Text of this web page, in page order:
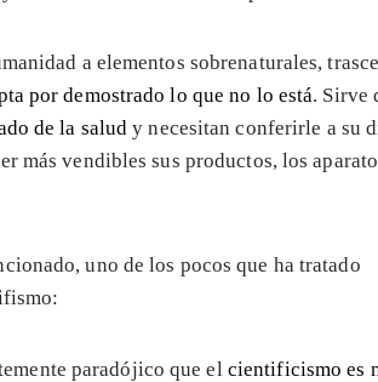
a elementos sobrenaturales,
por demostrado lo que no lo está. Sirve
de la salud y necesitan conferirle a su
más vendibles sus productos, los
uno de los pocos que ha tratado
paradójico que el cientificismo es